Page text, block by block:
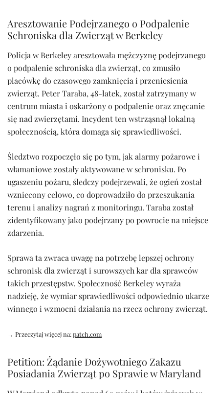
Aresztowanie Podejrzanego o Podpalenie
Schroniska dla Zwierząt w Berkeley
Policja w Berkeley aresztowała mężczyznę podejrzanego
o podpalenie schroniska dla zwierząt, co zmusiło
placówkę do czasowego zamknięcia i przeniesienia
zwierząt. Peter Taraba, 48-latek, został zatrzymany w
centrum miasta i oskarżony o podpalenie oraz znęcanie
się nad zwierzętami. Incydent ten wstrząsnął lokalną
społecznością, która domaga się sprawiedliwości.
Śledztwo rozpoczęło się po tym, jak alarmy pożarowe i
włamaniowe zostały aktywowane w schronisku. Po
ugaszeniu pożaru, śledczy podejrzewali, że ogień został
wzniecony celowo, co doprowadziło do przeszukania
terenu i analizy nagrań z monitoringu. Taraba został
zidentyfikowany jako podejrzany po powrocie na miejsce
zdarzenia.
Sprawa ta zwraca uwagę na potrzebę lepszej ochrony
schronisk dla zwierząt i surowszych kar dla sprawców
takich przestępstw. Społeczność Berkeley wyraża
nadzieję, że wymiar sprawiedliwości odpowiednio ukarze
winnego i wzmocni działania na rzecz ochrony zwierząt.
→ Przeczytaj więcej na:patch.com
Petition: Żądanie Dożywotniego Zakazu
Posiadania Zwierząt po Sprawie w Maryland